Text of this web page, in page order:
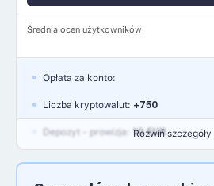
Średnia ocen użytkowników
Rozwiń szczegóły
Opłata za konto:
Liczba kryptowalut: +750
Depozyt - prowizja: 10 EUR